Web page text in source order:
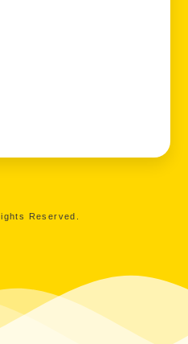
Reserved.